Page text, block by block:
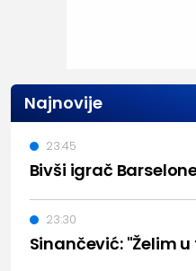
Najnovije
Bivši igrač
23:45
Sinančević: "Želim
23:30